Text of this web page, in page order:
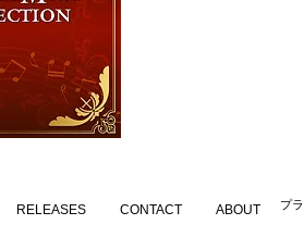
RELEASES CONTACT ABOUT プ